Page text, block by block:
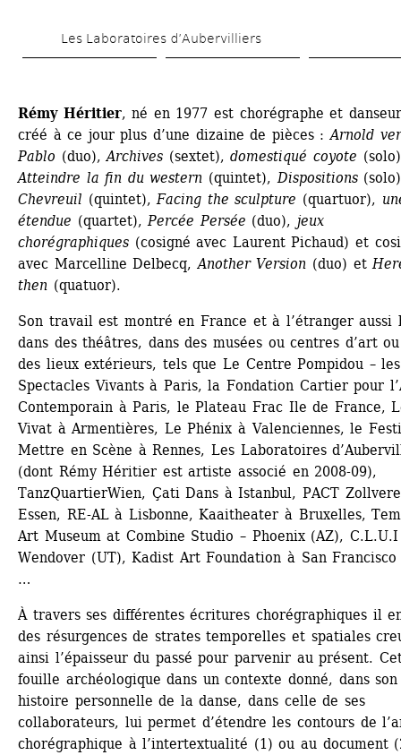
au
Les Laboratoires d’Aubervilliers
Rémy Héritier, né en 1977 est chorégraphe et
créé à ce jour plus d’une dizaine de pièces : Arnold
Pablo (duo), Archives (sextet), domestiqué coyote
Atteindre la fin du western (quintet), Dispositions
Chevreuil (quintet), Facing the sculpture (quartuor),
étendue (quartet), Percée Persée (duo), jeux
chorégraphiques (cosigné avec Laurent Pichaud) et
avec Marcelline Delbecq, Another Version (duo) et
then (quatuor).
Son travail est montré en France et à l’étranger aussi
dans des théâtres, dans des musées ou centres d’art
des lieux extérieurs, tels que Le Centre Pompidou – les
Spectacles Vivants à Paris, la Fondation Cartier pour
Contemporain à Paris, le Plateau Frac Ile de France,
Vivat à Armentières, Le Phénix à Valenciennes, le
Mettre en Scène à Rennes, Les Laboratoires
(dont Rémy Héritier est artiste associé en 2008-09),
TanzQuartierWien, Çati Dans à Istanbul, PACT
Essen, RE-AL à Lisbonne, Kaaitheater à Bruxelles,
Art Museum at Combine Studio – Phoenix (AZ),
Wendover (UT), Kadist Art Foundation à San Francisco
…
À travers ses différentes écritures chorégraphiques il
des résurgences de strates temporelles et spatiales
ainsi l’épaisseur du passé pour parvenir au présent.
fouille archéologique dans un contexte donné, dans son
histoire personnelle de la danse, dans celle de ses
collaborateurs, lui permet d’étendre les contours de
chorégraphique à l’intertextualité (1) ou au document